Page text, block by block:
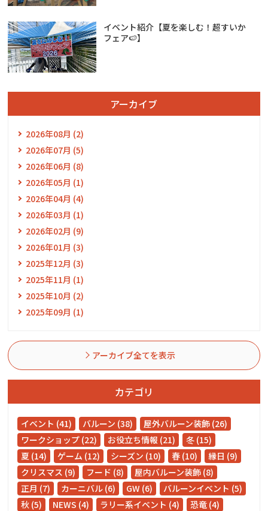
イベント紹介【夏を楽しむ！超すいか
フェア🍉】
アーカイブ
2026年08月 (2)
2026年07月 (5)
2026年06月 (8)
2026年05月 (1)
2026年04月 (4)
2026年03月 (1)
2026年02月 (9)
2026年01月 (3)
2025年12月 (3)
2025年11月 (1)
2025年10月 (2)
2025年09月 (1)
アーカイブ全てを表示
カテゴリ
イベント (41) バルーン (38)
屋外バルーン装飾 (26)
ワークショップ (22)
お役立ち情報 (21)
冬 (15)
夏 (14)
ゲーム (12) シーズン (10) 春 (10)
縁日 (9)
クリスマス (9)
フード (8)
屋内バルーン装飾 (8)
正月 (7)
カーニバル (6) GW (6)
バルーンイベント (5)
秋 (5)
NEWS (4) ラリー系イベント (4)
恐竜 (4)